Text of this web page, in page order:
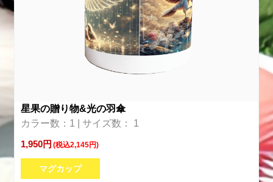
星果の贈り物&光の羽傘
カラー数：1 | サイズ数： 1
1,950円 (税込2,145円)
マグカップ